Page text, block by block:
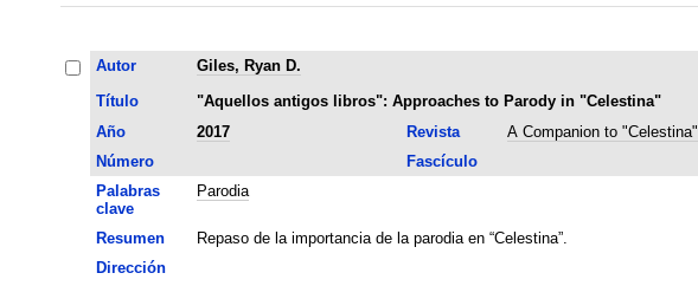
Autor
Giles, Ryan D.
Título
"Aquellos antigos libros": Approaches to Parody in "Celestina"
Año
2017 Revista A Companion to "Celestina"
Número
Fascículo
Palabras
clave
Parodia
Resumen
Repaso de la importancia de la parodia en “Celestina”.
Dirección